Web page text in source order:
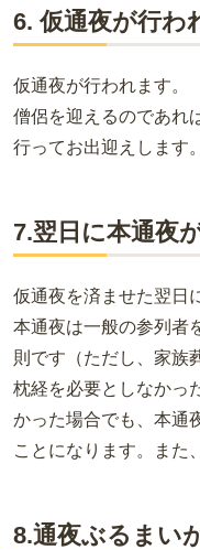
6. 仮通夜が行わ
仮通夜が行われます。
僧侶を迎えるのであれ
行ってお出迎えします。
7.翌日に本通夜
仮通夜を済ませた翌日
本通夜は一般の参列者
則です（ただし、家族
枕経を必要としなかっ
かった場合でも、本通
ことになります。また
8.通夜ぶるまい